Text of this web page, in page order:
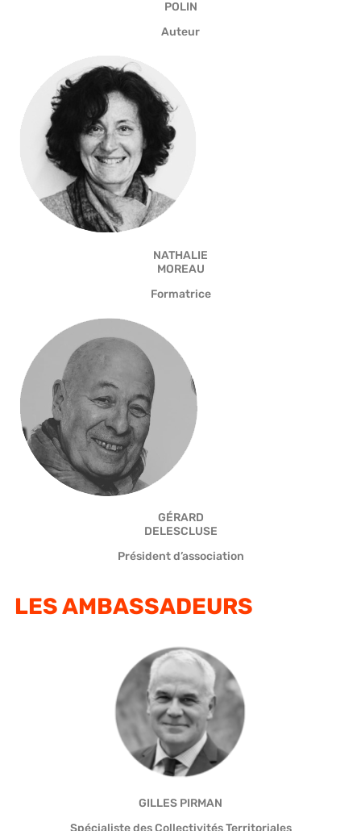
POLIN
Auteur
NATHALIE
MOREAU
Formatrice
GÉRARD
DELESCLUSE
Président d’association
LES AMBASSADEURS
GILLES PIRMAN
Spécialiste des Collectivités Territoriales